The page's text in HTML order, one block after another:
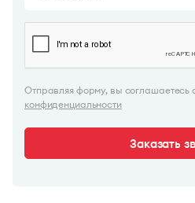
Отправляя форму, вы соглашаетесь
конфиденциальности
Заказать